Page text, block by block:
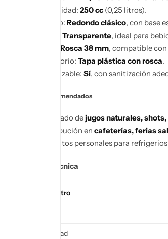
Capacidad: 250 cc (0,25 litros).
Diseño: Redondo clásico, con base
Transparente, ideal para
Rosca 38 mm, compatible
Accesorio: Tapa plástica con rosca.
Reutilizable: Sí, con sanitización
Usos recomendados
Envasado dejugos naturales,
Distribución en cafeterías, ferias
Formatos personales para
Ficha técnica
Parámetro
Capacidad